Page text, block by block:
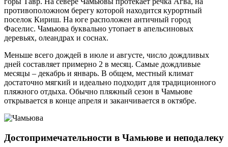
противоположном берегу которой находится курортный
поселок Кириш. На юге расположен античный город
Фаселис. Чамьюва буквально утопает в апельсиновых
деревьях, олеандрах и соснах.
Меньше всего дождей в июле и августе, число дождливых
дней составляет примерно 2 в месяц. Самые дождливые
месяцы – декабрь и январь. В общем, местный климат
достаточно мягкий и идеально подходит для традиционного
пляжного отдыха. Обычно пляжный сезон в Чамьюве
открывается в конце апреля и заканчивается в октябре.
Достопримечательности в Чамьюве и неподалеку